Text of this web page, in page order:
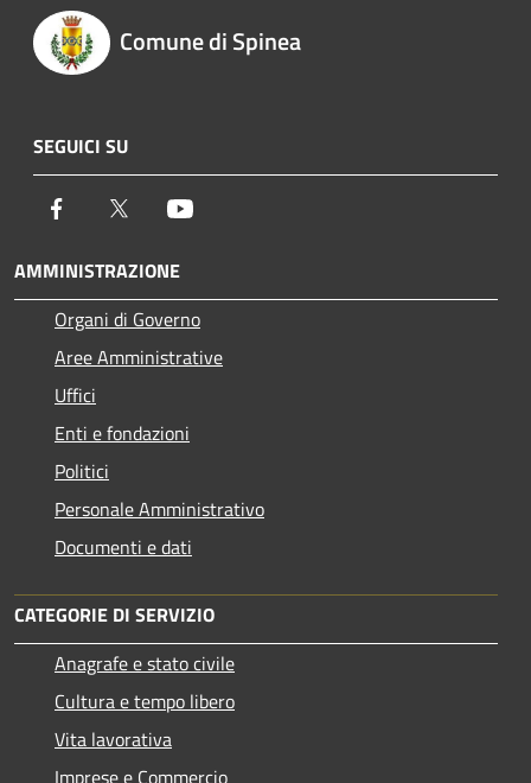
Comune di Spinea
SEGUICI SU
Facebook Twitter
AMMINISTRAZIONE
Organi di Governo
Aree Amministrative
Uffici
Enti e fondazioni
Politici
Personale Amministrativo
Documenti e dati
CATEGORIE DI SERVIZIO
Anagrafe e stato civile
Cultura e tempo libero
Vita lavorativa
Imprese e Commercio